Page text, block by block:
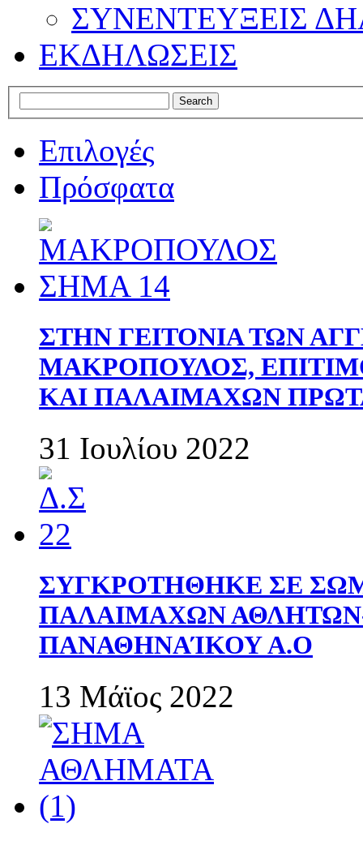
ΣΥΝΕΝΤΕΥΞΕΙΣ
ΕΚΔΗΛΩΣΕΙΣ
Επιλογές
Πρόσφατα
ΣΤΗΝ ΓΕΙΤΟΝΙΑ ΤΩΝ
ΜΑΚΡΟΠΟΥΛΟΣ,
ΚΑΙ ΠΑΛΑΙΜΑΧΩΝ
31 Ιουλίου 2022
ΣΥΓΚΡΟΤΗΘΗΚΕ ΣΕ
ΠΑΛΑΙΜΑΧΩΝ
ΠΑΝΑΘΗΝΑΊΚΟΥ Α.Ο
13 Μάϊος 2022